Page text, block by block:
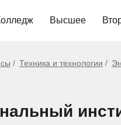
Высшее
Техника и технологии